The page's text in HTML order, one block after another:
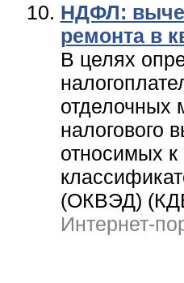
НДФЛ:
ремонта в
В целях
отделочных
налогового
относимых
(ОКВЭД)
Интернет-